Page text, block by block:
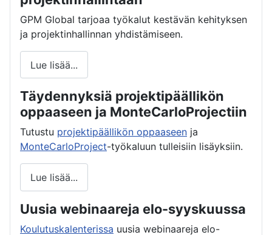
GPM Global tarjoaa työkalut kestävän kehityksen
ja projektinhallinnan yhdistämiseen.
Lue lisää...
Täydennyksiä projektipäällikön
oppaaseen ja MonteCarloProjectiin
Tutustu projektipäällikön oppaaseen ja
MonteCarloProject-työkaluun tulleisiin lisäyksiin.
Lue lisää...
Uusia webinaareja elo-syyskuussa
Koulutuskalenterissa uusia webinaareja elo-